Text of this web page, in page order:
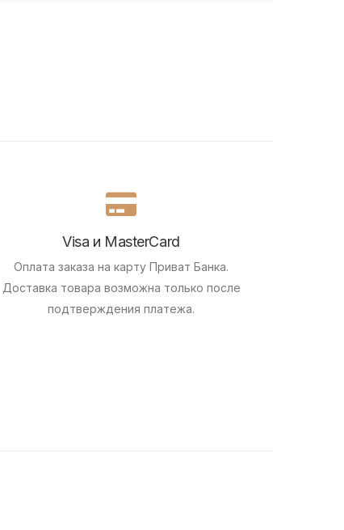
Visa и MasterCard
Оплата заказа на карту Приват Банка.
Доставка товара возможна только после
подтверждения платежа.